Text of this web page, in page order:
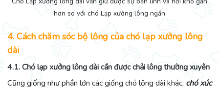
hơn so với chó Lạp xưởng lông ngắn
4. Cách chăm sóc bộ lông của chó lạp xưởng lông
dài
4.1. Chó lạp xưởng lông dài cần được chải lông thường xuyên
Cũng giống như phần lớn các giống chó lông dài khác, chó xúc